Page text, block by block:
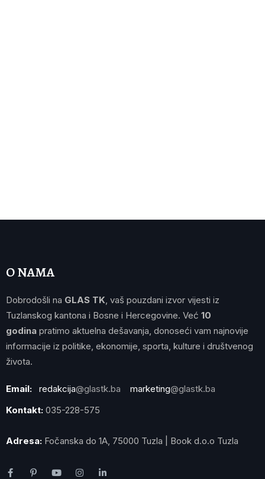
O NAMA
Dobrodošli na GLAS TK , vaš pouzdani izvor vijesti iz
Tuzlanskog kantona i Bosne i Hercegovine. Već 10
godina pratimo aktuelna dešavanja, donoseći vam najnovije
informacije iz politike, ekonomije, sporta, kulture i društvenog
života.
Email: redakcija@glastk.ba marketing@glastk.ba
Kontakt: 035-228-575
Adresa: Fočanska do 1A, 75000 Tuzla | Book d.o.o Tuzla